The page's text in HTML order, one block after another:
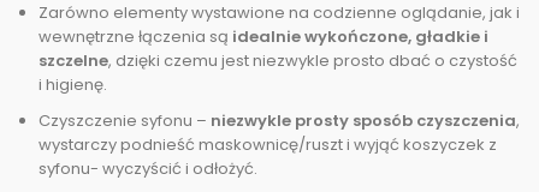
Zarówno elementy wystawione na codzienne oglądanie, jak i
wewnętrzne łączenia są idealnie wykończone, gładkie i
szczelne, dzięki czemu jest niezwykle prosto dbać o czystość
i higienę.
Czyszczenie syfonu – niezwykle prosty sposób czyszczenia,
wystarczy podnieść maskownicę/ruszt i wyjąć koszyczek z
syfonu- wyczyścić i odłożyć.